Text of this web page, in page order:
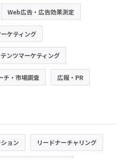
Web広告・広告効果測定
ケティング
ンツマーケティング
チ・市場調査 広報・PR
ョン リードナーチャリング